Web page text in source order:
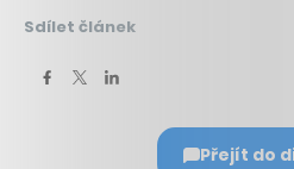
Sdílet článek
Přejít do